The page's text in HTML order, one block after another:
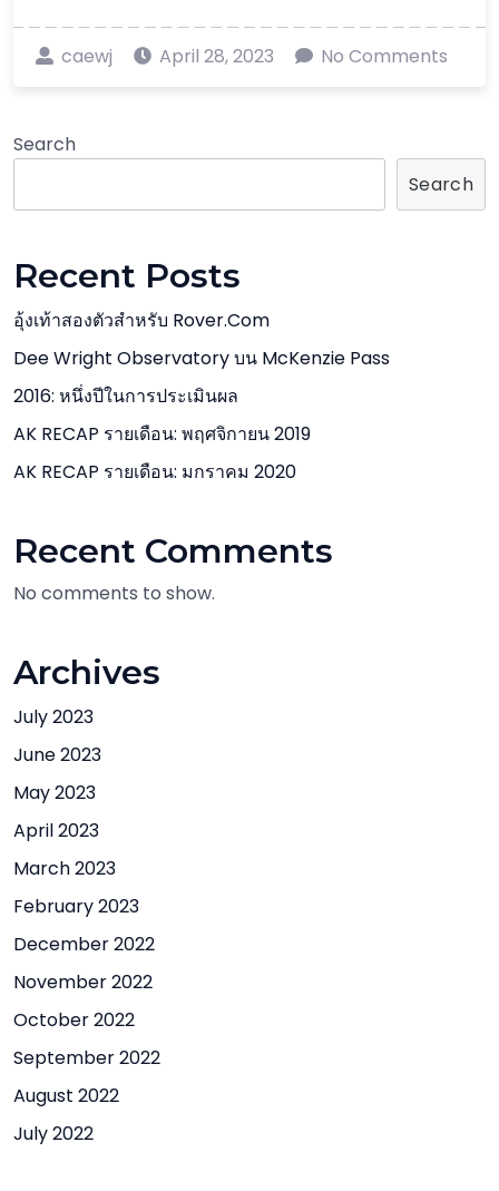
caewj April 28, 2023 No Comments
Search
Search
Recent Posts
อุ้งเท้าสองตัวสำหรับ Rover.com
Dee Wright Observatory บน McKenzie Pass
2016: หนึ่งปีในการประเมินผล
AK RECAP รายเดือน: พฤศจิกายน 2019
AK RECAP รายเดือน: มกราคม 2020
Recent Comments
No comments to show.
Archives
July 2023
June 2023
May 2023
April 2023
March 2023
February 2023
December 2022
November 2022
October 2022
September 2022
August 2022
July 2022